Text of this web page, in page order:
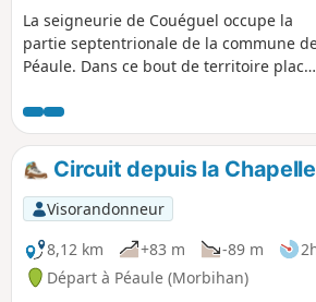
La seigneurie de Couéguel occupe la
partie septentrionale de la commune
Péaule. Dans ce bout de territoire placé
tout se réfère à ce nom : moulin, ferme,
ruisseau.C'est aussi un lieu propice à
une agréable balade entre landes et
vallons arborés où coulent de paisibles
ruisseaux.
Circuit depuis la
Visorandonneur
8,12 km
+83 m -89 m
Départ à Péaule (Morbihan)